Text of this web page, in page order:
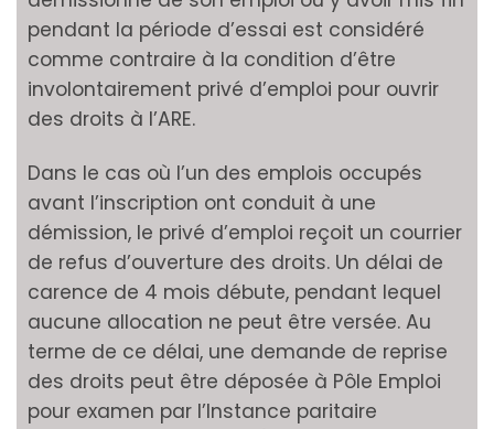
pendant la période d’essai est considéré
comme contraire à la condition d’être
involontairement privé d’emploi pour ouvrir
des droits à l’ARE.
Dans le cas où l’un des emplois occupés
avant l’inscription ont conduit à une
démission, le privé d’emploi reçoit un courrier
de refus d’ouverture des droits. Un délai de
carence de 4 mois débute, pendant lequel
aucune allocation ne peut être versée. Au
terme de ce délai, une demande de reprise
des droits peut être déposée à Pôle Emploi
pour examen par l’Instance paritaire